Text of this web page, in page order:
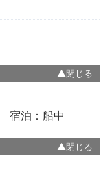
宿泊：船中